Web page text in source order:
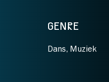
GENRE
Dans, Muziek